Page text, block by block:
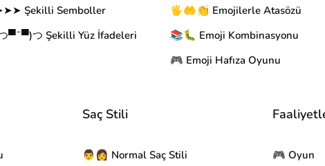
Şekilli Semboller
▀¯▀)つ Şekilli Yüz İfadeleri
🖐🤲👏 Emojilerle Atasözü
📚🐛 Emoji Kombinasyonu
🎮 Emoji Hafıza Oyunu
Saç Stili
👨👩 Normal Saç Stili
🎮 Oyun